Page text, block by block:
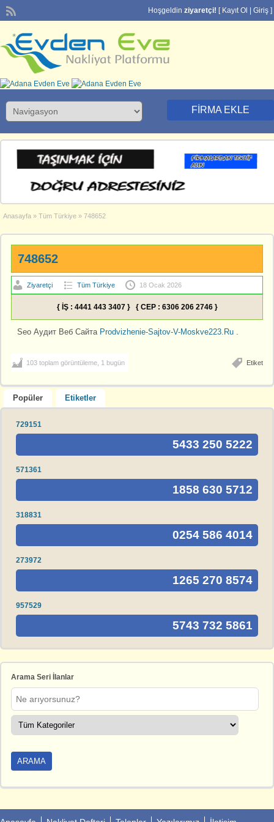
Hoşgeldin ziyaretçi! [ Kayıt Ol Giriş ]
FIRMA EKLE
Anasayfa » Tüm Türkiye » 748652
748652
Ziyaretçi Tüm Türkiye 18 Ocak 2026
{ İŞ : 4441 443 3407 } { CEP : 6306 206 2746 }
Seo Аудит Веб Сайта Prodvizhenie-Sajtov-V-Moskve223.Ru .
Etiket
103 toplam görüntüleme, 1 bugün
Popüler Etiketler
729151
5433 250 5222
571361
1858 630 5712
318831
0254 586 4014
273972
1265 270 8574
957529
5743 732 5861
Arama Seri İlanlar